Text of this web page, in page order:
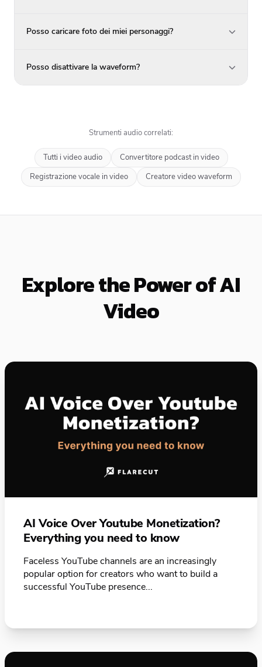
Posso caricare foto dei miei personaggi?
Posso disattivare la waveform?
Strumenti audio correlati:
Tutti i video audio
Convertitore podcast in video
Registrazione vocale in video
Creatore video waveform
Explore the Power of AI
Video
AI Voice Over Youtube Monetization?
Everything you need to know
Faceless YouTube channels are an increasingly
popular option for creators who want to build a
successful YouTube presence...